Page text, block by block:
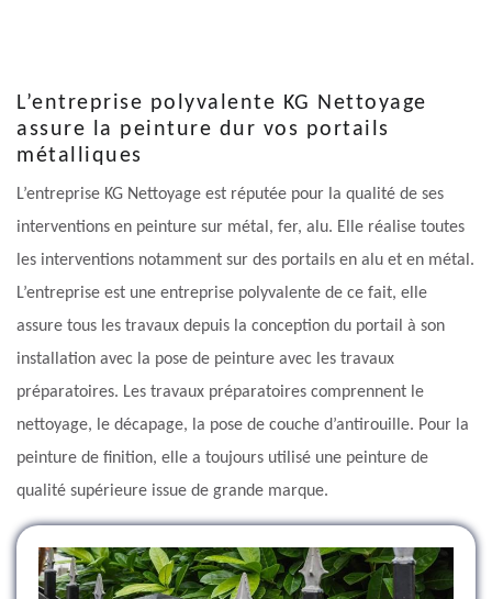
L’entreprise polyvalente KG Nettoyage
assure la peinture dur vos portails
métalliques
L’entreprise KG Nettoyage est réputée pour la qualité de ses
interventions en peinture sur métal, fer, alu. Elle réalise toutes
les interventions notamment sur des portails en alu et en métal.
L’entreprise est une entreprise polyvalente de ce fait, elle
assure tous les travaux depuis la conception du portail à son
installation avec la pose de peinture avec les travaux
préparatoires. Les travaux préparatoires comprennent le
nettoyage, le décapage, la pose de couche d’antirouille. Pour la
peinture de finition, elle a toujours utilisé une peinture de
qualité supérieure issue de grande marque.